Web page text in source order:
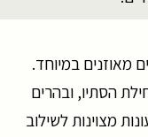
מאוזנים במיוחד.
הסתיו, ובהרים
מצוינות לשילוב